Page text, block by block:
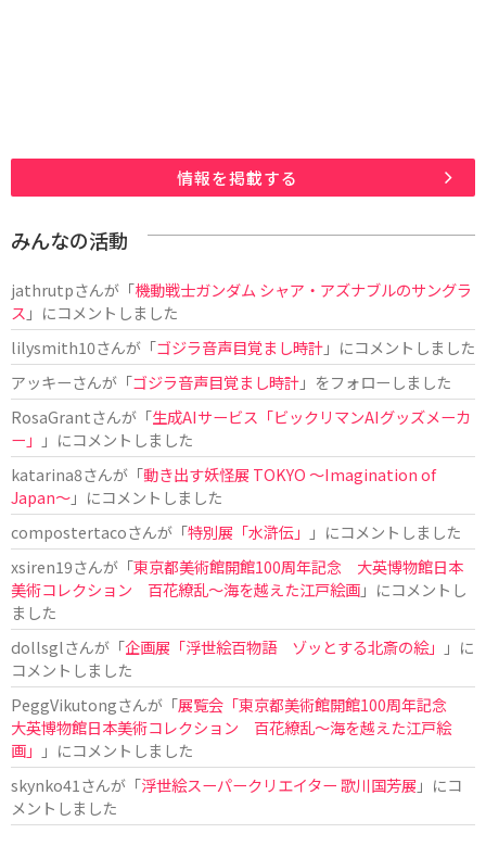
情報を掲載する
みんなの活動
jathrutpさんが「機動戦士ガンダム シャア・アズナブルのサングラ
ス 」にコメントしました
lilysmith10さんが「ゴジラ音声目覚まし時計」にコメントしました
アッキーさんが「ゴジラ音声目覚まし時計」をフォローしました
RosaGrantさんが「生成AIサービス「ビックリマンAIグッズメーカ
ー」
」にコメントしました
katarina8さんが「動き出す妖怪展 TOKYO 〜Imagination of
Japan〜」にコメントしました
compostertacoさんが「特別展「水滸伝」
」にコメントしました
xsiren19さんが「東京都美術館開館100周年記念 大英博物館日本
美術コレクション 百花繚乱～海を越えた江戸絵画」にコメントし
ました
dollsglさんが「企画展「浮世絵百物語 ゾッとする北斎の絵」
」に
コメントしました
PeggVikutongさんが「展覧会「東京都美術館開館100周年記念
大英博物館日本美術コレクション 百花繚乱〜海を越えた江戸絵
画」
」にコメントしました
skynko41 さんが「浮世絵スーパークリエイター 歌川国芳展 」にコ
メントしました